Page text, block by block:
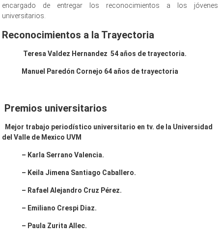
encargado de entregar los reconocimientos a los jóvenes
universitarios.
Reconocimientos a la Trayectoria
Teresa Valdez Hernandez 54 años de trayectoria.
Manuel Paredón Cornejo 64 años de trayectoria
Premios universitarios
Mejor trabajo periodístico universitario en tv. de la Universidad
del Valle de Mexico UVM
– Karla Serrano Valencia.
– Keila Jimena Santiago Caballero.
– Rafael Alejandro Cruz Pérez.
– Emiliano Crespi Diaz.
– Paula Zurita Allec.